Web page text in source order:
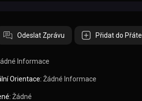
Odeslat Zprávu Přidat do Přátel
Informace
Orientace: Žádné Informace
Žádné